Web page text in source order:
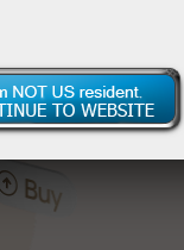
عروض ترويجية وعروض خاصة أخرى.